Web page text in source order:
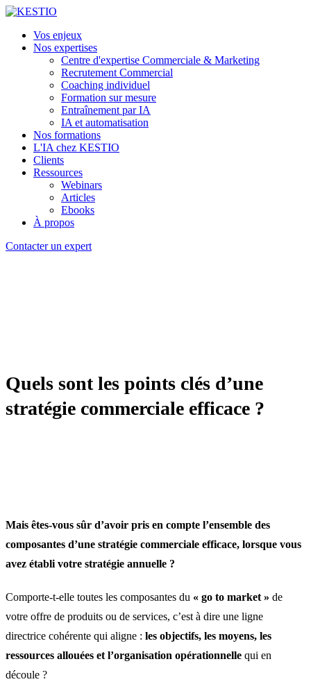
Vos enjeux
Nos expertises
Centre d'expertise Commerciale & Marketing
Recrutement Commercial
Coaching individuel
Formation sur mesure
Entraînement par IA
IA et automatisation
Nos formations
L'IA chez KESTIO
Clients
Ressources
Webinars
Articles
Ebooks
À propos
Contacter un expert
Quels sont les points clés d’une
stratégie commerciale efficace ?
Mais êtes-vous sûr d’avoir pris en compte l’ensemble des
composantes d’une stratégie commerciale efficace, lorsque vous
avez établi votre stratégie annuelle ?
Comporte-t-elle toutes les composantes du « go to market » de
votre offre de produits ou de services, c’est à dire une ligne
directrice cohérente qui aligne : les objectifs, les moyens, les
ressources allouées et l’organisation opérationnelle qui en
découle ?